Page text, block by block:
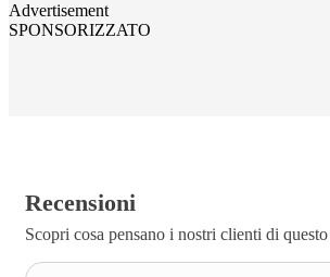
Advertisement
SPONSORIZZATO
Recensioni
Scopri cosa pensano i nostri clienti di